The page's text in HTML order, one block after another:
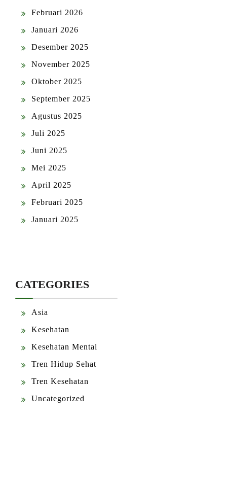
Februari 2026
Januari 2026
Desember 2025
November 2025
Oktober 2025
September 2025
Agustus 2025
Juli 2025
Juni 2025
Mei 2025
April 2025
Februari 2025
Januari 2025
CATEGORIES
Asia
Kesehatan
Kesehatan Mental
Tren Hidup Sehat
Tren Kesehatan
Uncategorized